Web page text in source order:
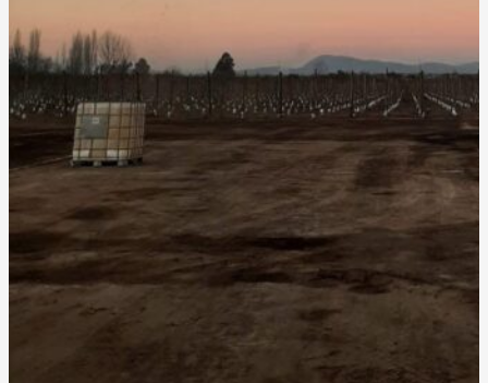
Fotografía y filmación aérea
Observación de terrenos o faenas
Control de heladas(movimiento de aire)
Secado de frutales o plantaciones
¿Cómo contrato un servicio?
Contáctanos a través del formulario web, llamada, WhatsApp o
correo electrónico.
¿Qué beneficios ofrece el helicóptero en agricultura?
Permite minimizar pérdidas
importantes por heladas o humedad,
cuidando el trabajo de toda una temporada.
¿Cuánto dura una operación aérea?
varias horas hasta toda la noche
, dependiendo del